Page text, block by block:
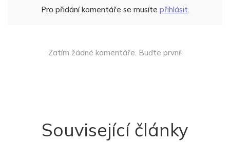
Pro přidání komentáře se musíte přihlásit.
Zatím žádné komentáře. Buďte první!
Související články